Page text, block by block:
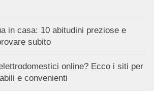
in casa: 10 abitudini preziose e
subito
online? Ecco i siti per
e convenienti